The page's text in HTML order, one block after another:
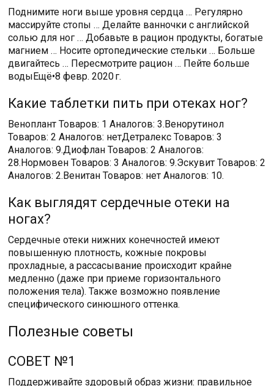
Поднимите ноги выше уровня сердца … Регулярно
массируйте стопы … Делайте ванночки с английской
солью для ног … Добавьте в рацион продукты, богатые
магнием … Носите ортопедические стельки … Больше
двигайтесь … Пересмотрите рацион … Пейте больше
водыЕщё•8 февр. 2020 г.
Какие таблетки пить при отеках ног?
Веноплант Товаров: 1 Аналогов: 3.Венорутинол
Товаров: 2 Аналогов: нетДетралекс Товаров: 3
Аналогов: 9.Диофлан Товаров: 2 Аналогов:
28.Нормовен Товаров: 3 Аналогов: 9.Эскувит Товаров: 2
Аналогов: 2.Венитан Товаров: нет Аналогов: 10.
Как выглядят сердечные отеки на
ногах?
Сердечные отеки нижних конечностей имеют
повышенную плотность, кожные покровы
прохладные, а рассасывание происходит крайне
медленно (даже при приеме горизонтального
положения тела). Также возможно появление
специфического синюшного оттенка.
Полезные советы
СОВЕТ №1
Поддерживайте здоровый образ жизни: правильное